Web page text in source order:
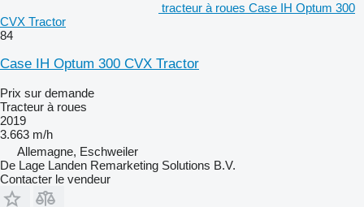
tracteur à roues Case IH Optum 300
CVX Tractor
84
Case IH Optum 300 CVX Tractor
Prix sur demande
Tracteur à roues
2019
3.663 m/h
Allemagne, Eschweiler
De Lage Landen Remarketing Solutions B.V.
Contacter le vendeur